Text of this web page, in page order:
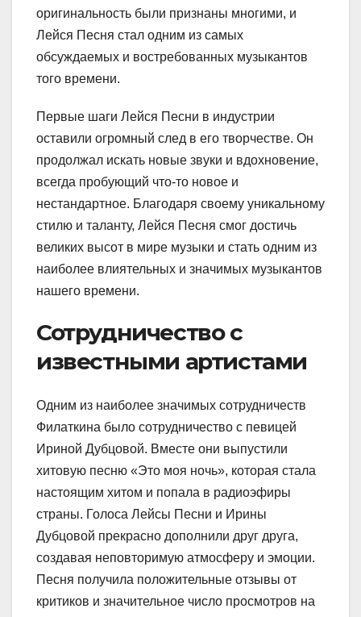
оригинальность были признаны многими, и
Лейся Песня стал одним из самых
обсуждаемых и востребованных музыкантов
того времени.
Первые шаги Лейся Песни в индустрии
оставили огромный след в его творчестве. Он
продолжал искать новые звуки и вдохновение,
всегда пробующий что-то новое и
нестандартное. Благодаря своему уникальному
стилю и таланту, Лейся Песня смог достичь
великих высот в мире музыки и стать одним из
наиболее влиятельных и значимых музыкантов
нашего времени.
Сотрудничество с
известными артистами
Одним из наиболее значимых сотрудничеств
Филаткина было сотрудничество с певицей
Ириной Дубцовой. Вместе они выпустили
хитовую песню «Это моя ночь», которая стала
настоящим хитом и попала в радиоэфиры
страны. Голоса Лейсы Песни и Ирины
Дубцовой прекрасно дополнили друг друга,
создавая неповторимую атмосферу и эмоции.
Песня получила положительные отзывы от
критиков и значительное число просмотров на